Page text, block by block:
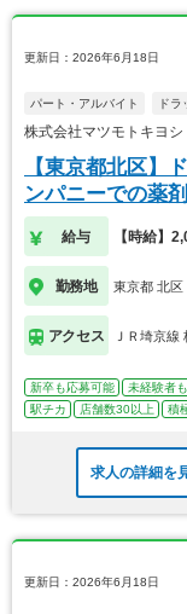
更新日：2026年6月18日
パート・アルバイト ドラ
株式会社マツモトキヨ
【東京都北区】
ンパニーでの薬
給与 【時給】
勤務地 東京都 北区
アクセス ＪＲ埼京線
新卒も応募可能 未経験者
駅チカ
店舗数30以上 積
求人の詳細を
更新日：2026年6月18日